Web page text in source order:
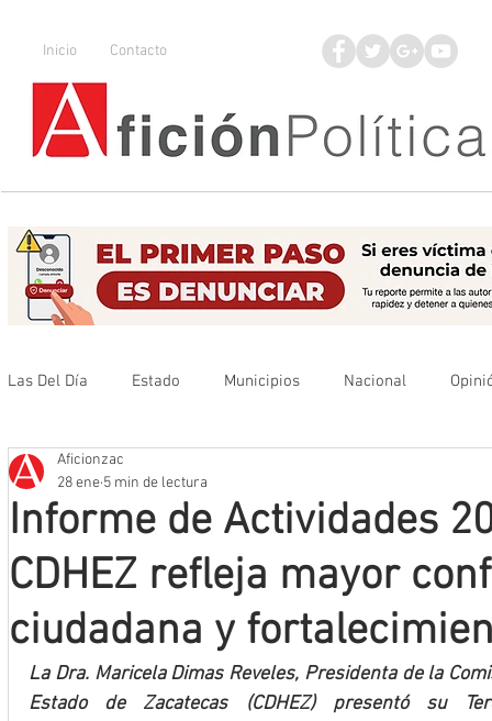
Inicio Contacto
Las Del Día Estado Municipios Nacional
Que no se olvide
Mineros LNBP
Informe de Actividades
CDHEZ refleja mayor
ciudadana y
Aficionzac
28 ene 5 min de lectura
La Dra. Maricela Dimas Reveles, Presidenta de la
Estado de Zacatecas (CDHEZ) presentó su